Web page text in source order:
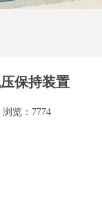
保持装置
浏览：7774